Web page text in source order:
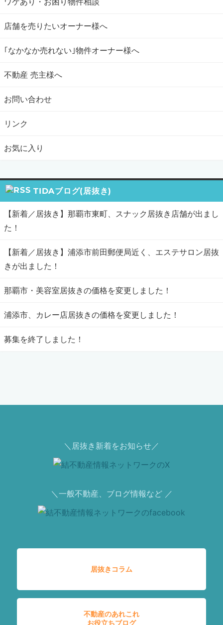
店舗を売りたいオーナー様へ
｢なかなか売れない｣物件オーナー様へ
不動産 売主様へ
お問い合わせ
リンク
お気に入り
TIDAブログ(居抜き)
【新着／居抜き】那覇市東町、スナック居抜き店舗が出まし
た！
【新着／居抜き】浦添市前田郵便局近く、エステサロン居抜
きが出ました！
那覇市・美容室居抜きの価格を変更しました！
浦添市、カレー店居抜きの価格を変更しました！
募集を終了しました！
＼居抜き新着をお知らせ／
＼一般不動産、ブログ情報など ／
居抜きコラム
不動産のあれこれ
お役立ちブログ